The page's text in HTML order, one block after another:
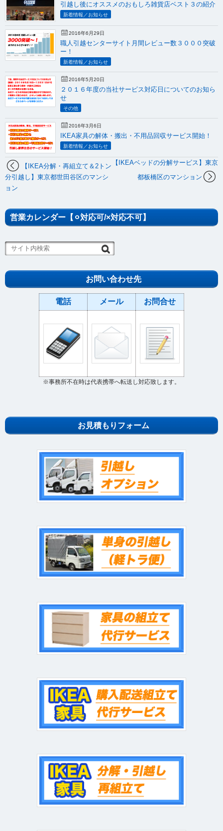
引越し後にオススメのおもしろ雑貨店ベスト３の紹介
新着情報／お知らせ
2016年6月29日
職人引越センターサイト月間レビュー数３０００突破
ー！
新着情報／お知らせ
2016年5月20日
２０１６年度の当社サービス対応日についてのお知ら
せ
その他
2016年3月6日
IKEA家具の解体・搬出・不用品回収サービス開始！
新着情報／お知らせ
【IKEAベッドの分解サービス】東京
都板橋区のマンション
【IKEA分解・再組立て＆2トン
分引越し】東京都世田谷区のマンシ
ョン
営業カレンダー【⚪︎対応可/×対応不可】
お問い合わせ先
電話 メール お問合せ
※事務所不在時は代表携帯へ転送し対応致します。
お見積もりフォーム